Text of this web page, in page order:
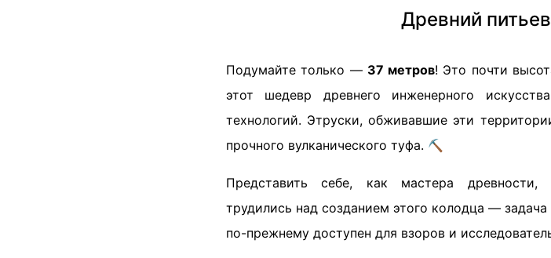
Древний
Подумайте только — 37 метров! Это почти
этот шедевр древнего инженерного
технологий. Этруски, обживавшие эти
прочного вулканического туфа. ⛏️
Представить себе, как мастера древности,
трудились над созданием этого колодца —
по-прежнему доступен для взоров и